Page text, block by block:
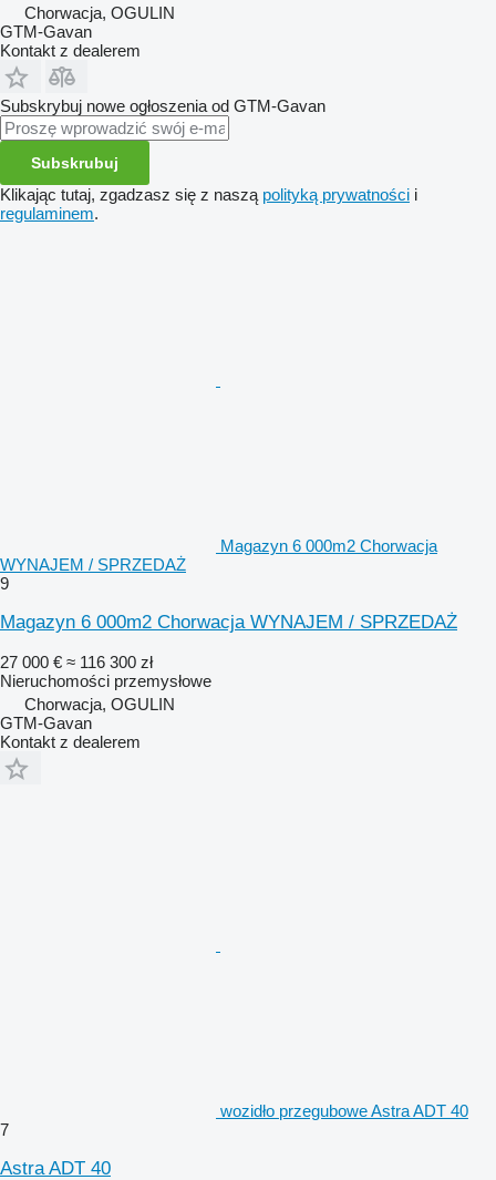
Chorwacja, OGULIN
GTM-Gavan
Kontakt z dealerem
Subskrybuj nowe ogłoszenia od GTM-Gavan
Subskrubuj
Klikając tutaj, zgadzasz się z naszą polityką prywatności i
regulaminem.
Magazyn 6 000m2 Chorwacja
WYNAJEM / SPRZEDAŻ
9
Magazyn 6 000m2 Chorwacja WYNAJEM / SPRZEDAŻ
27 000 € ≈ 116 300 zł
Nieruchomości przemysłowe
Chorwacja, OGULIN
GTM-Gavan
Kontakt z dealerem
wozidło przegubowe Astra ADT 40
7
Astra ADT 40